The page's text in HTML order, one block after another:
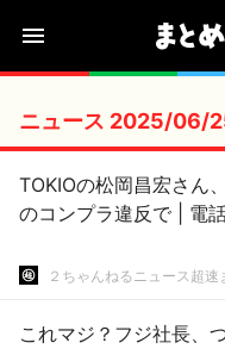
ニュース 2025/06/
TOKIOの松岡昌宏さん
のコン
２ちゃんねるニュース超速
これマジ？フジ社長、